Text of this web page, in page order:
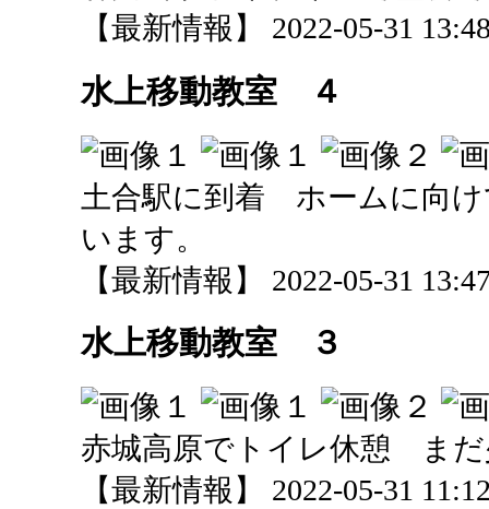
【最新情報】 2022-05-31
水上移動教室 ４
土合駅に到着 ホームに向
います。
【最新情報】 2022-05-31
水上移動教室 ３
赤城高原でトイレ休憩 ま
【最新情報】 2022-05-31